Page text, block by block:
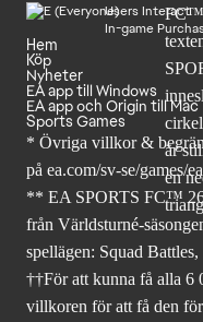
Users Interact
In-game
Hem
Köp
Nyheter
EA app till Windows
EA app och Origin till Mac
Sports Games
* Övriga villkor &
på ea.com/sv-se/games/
** EA SPORTS FC™
från Världsturné-
spellägen: Squad
††För att kunna få alla 6
villkoren för att få den